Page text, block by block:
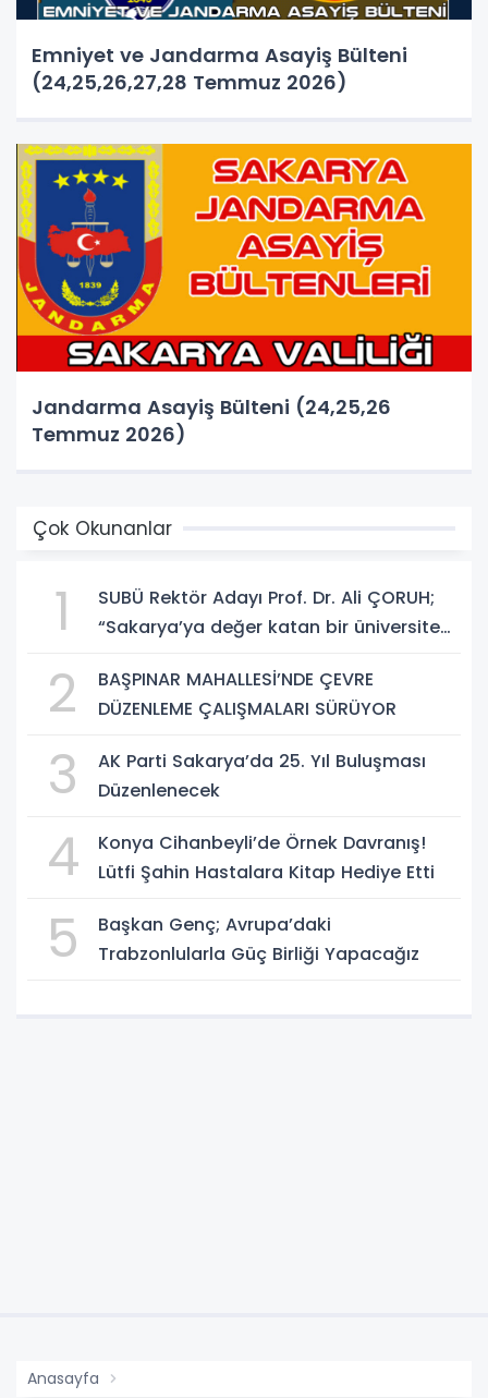
Emniyet ve Jandarma Asayiş Bülteni
(24,25,26,27,28 Temmuz 2026)
Jandarma Asayiş Bülteni (24,25,26
Temmuz 2026)
Çok Okunanlar
1
SUBÜ Rektör Adayı Prof. Dr. Ali ÇORUH;
“Sakarya’ya değer katan bir üniversite
2
BAŞPINAR MAHALLESİ’NDE ÇEVRE
DÜZENLEME ÇALIŞMALARI SÜRÜYOR
3
AK Parti Sakarya’da 25. Yıl Buluşması
Düzenlenecek
4
Konya Cihanbeyli’de Örnek Davranış!
Lütfi Şahin Hastalara Kitap Hediye Etti
5
Başkan Genç; Avrupa’daki
Trabzonlularla Güç Birliği Yapacağız
Anasayfa